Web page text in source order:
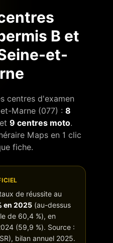
B et
et-
centres d'examen
Marne(077) : 8
et 9 centres moto.
Maps en 1 clic
fiche.
de réussite au
en 2025 (au-dessus
de 60,4 %), en
(59,9 %). Source :
bilan annuel 2025.